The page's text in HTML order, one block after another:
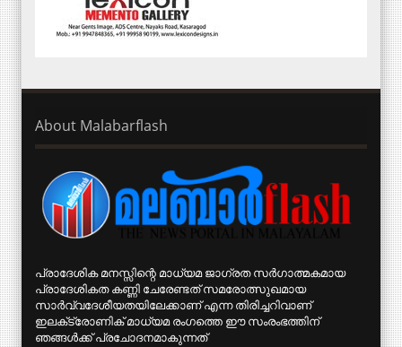
About Malabarflash
പ്രാദേശിക മനസ്സിന്റെ മാധ്യമ ജാഗ്രത സര്‍ഗാത്മകമായ
പ്രാദേശികത കണ്ണി ചേരേണ്ടത് സമരോത്സുഖമായ
സാര്‍വ്വദേശീയതയിലേക്കാണ് എന്ന തിരിച്ചറിവാണ്
ഇലക്‌ട്രോണിക് മാധ്യമ രംഗത്തെ ഈ സംരംഭത്തിന്
ഞങ്ങള്‍ക്ക് പ്രചോദനമാകുന്നത്